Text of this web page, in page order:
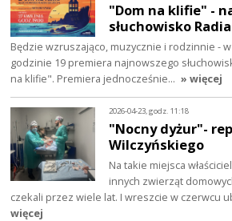
"Dom na klifie" -
słuchowisko
Będzie wzruszająco, muzycznie i rodzinnie -
godzinie 19 premiera najnowszego
na klifie". Premiera jednocześnie… » więcej
2026-04-23, godz. 11:18
"Nocny dyżur"-
Wilczyńskiego
Na takie miejsca
innych zwierząt
czekali przez wiele lat. I wreszcie w czerwcu
więcej